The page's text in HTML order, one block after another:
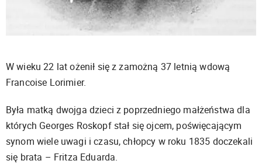
W wieku 22 lat ożenił się z zamożną 37 letnią wdową
Francoise Lorimier.
Była matką dwojga dzieci z poprzedniego małżeństwa dla
których Georges Roskopf stał się ojcem, poświęcającym
synom wiele uwagi i czasu, chłopcy w roku 1835 doczekali
się brata – Fritza Eduarda.